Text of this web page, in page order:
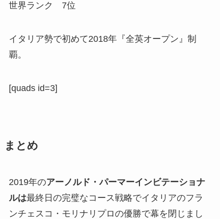
世界ランク 7位
イタリア勢で初めて2018年『全英オープン』制
覇。
[quads id=3]
まとめ
2019年のアーノルド・パーマーインビテーショナ
ルは最終日の完璧なコース戦略でイタリアのフラ
ンチェスコ・モリナリ プロの優勝で幕を閉じまし